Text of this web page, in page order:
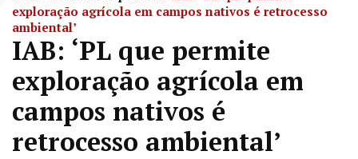
exploração agrícola em campos nativos é retrocesso
ambiental’
IAB: ‘PL que permite
exploração agrícola em
campos nativos é
retrocesso ambiental’